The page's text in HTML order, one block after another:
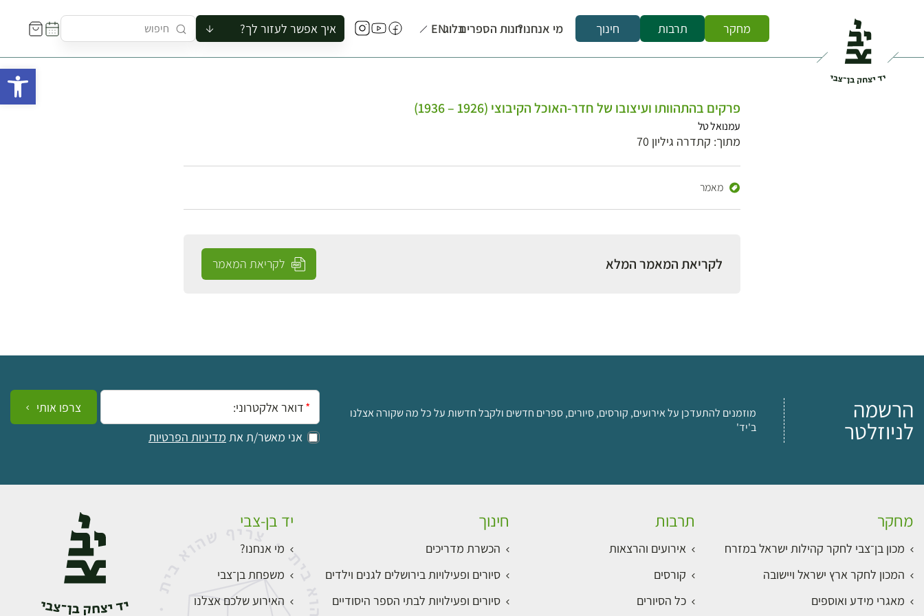
מחקר תרבות חינוך מי אנחנו?חנות הספריםבלוגEN איך אפשר לעזור לך?
להזמין סיור לקבוצה
פרקים בהתהוותו ועיצובו של חדר-האוכל הקיבוצי (1926 – 1936)
עמנואל טל
מתוך: קתדרה גיליון 70
מאמר
לקריאת המאמר המלא לקריאת המאמר
הרשמה
לניוזלטר
מוזמנים להתעדכן על אירועים, קורסים, סיורים, ספרים חדשים ולקבל חדשות על כל מה שקורה אצלנו
ב'יד'
אימייל:
אני מאשר/ת את מדיניות הפרטיות
צרפו אותי
מחקר
מכון בן־צבי לחקר קהילות ישראל במזרח
המכון לחקר ארץ ישראל ויישובה
מאגרי מידע ואוספים
תרבות
אירועים והרצאות
קורסים
כל הסיורים
חינוך
הכשרת מדריכים
סיורים ופעילויות בירושלים לגנים וילדים
סיורים ופעילויות לבתי הספר היסודיים
יד בן-צבי
מי אנחנו?
משפחת בן־צבי
האירוע שלכם אצלנו